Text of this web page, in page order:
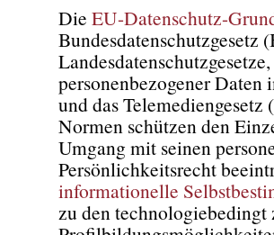
Die EU-Datenschutz-
Bundesdatenschutzgesetz
personenbezogener
und das
Normen schützen den
Umgang mit seinen
Persönlichkeitsrecht
informationelle
zu den technologiebedingt